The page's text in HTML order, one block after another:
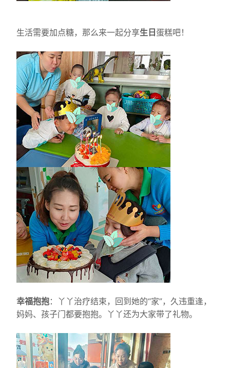
生活需要加点糖，那么来一起分享生日蛋糕吧！
幸福抱抱：丫丫治疗结束，回到她的“家”，久违重逢，
妈妈、孩子门都要抱抱。丫丫还为大家带了礼物。